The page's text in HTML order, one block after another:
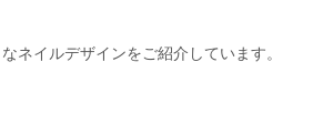
ネイルデザインをご紹介しています。